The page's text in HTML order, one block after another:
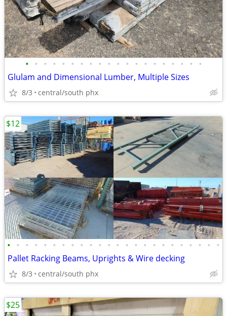
• • • • • • • • • • • • • • • • • • • •
Glulam and Dimensional Lumber, Multiple Sizes
8/3 central/south phx
• • • • • • • • • • • • • • • • • • • • • • • •
Pallet Racking Beams, Uprights & Wire decking
8/3 central/south phx
$12
$25